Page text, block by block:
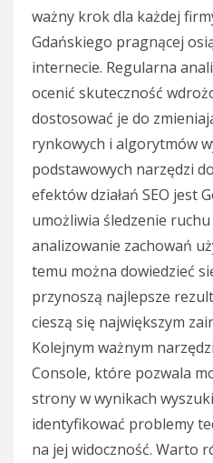
ważny krok dla każdej
Gdańskiego pragnącej
internecie. Regularna
ocenić skuteczność
dostosować je do
rynkowych i algorytmów
podstawowych narzędzi
efektów działań SEO jest
umożliwia śledzenie
analizowanie zachowań
temu można dowiedzieć
przynoszą najlepsze
cieszą się największym
Kolejnym ważnym
Console, które pozwala
strony w wynikach
identyfikować problemy
na jej widoczność. Warto